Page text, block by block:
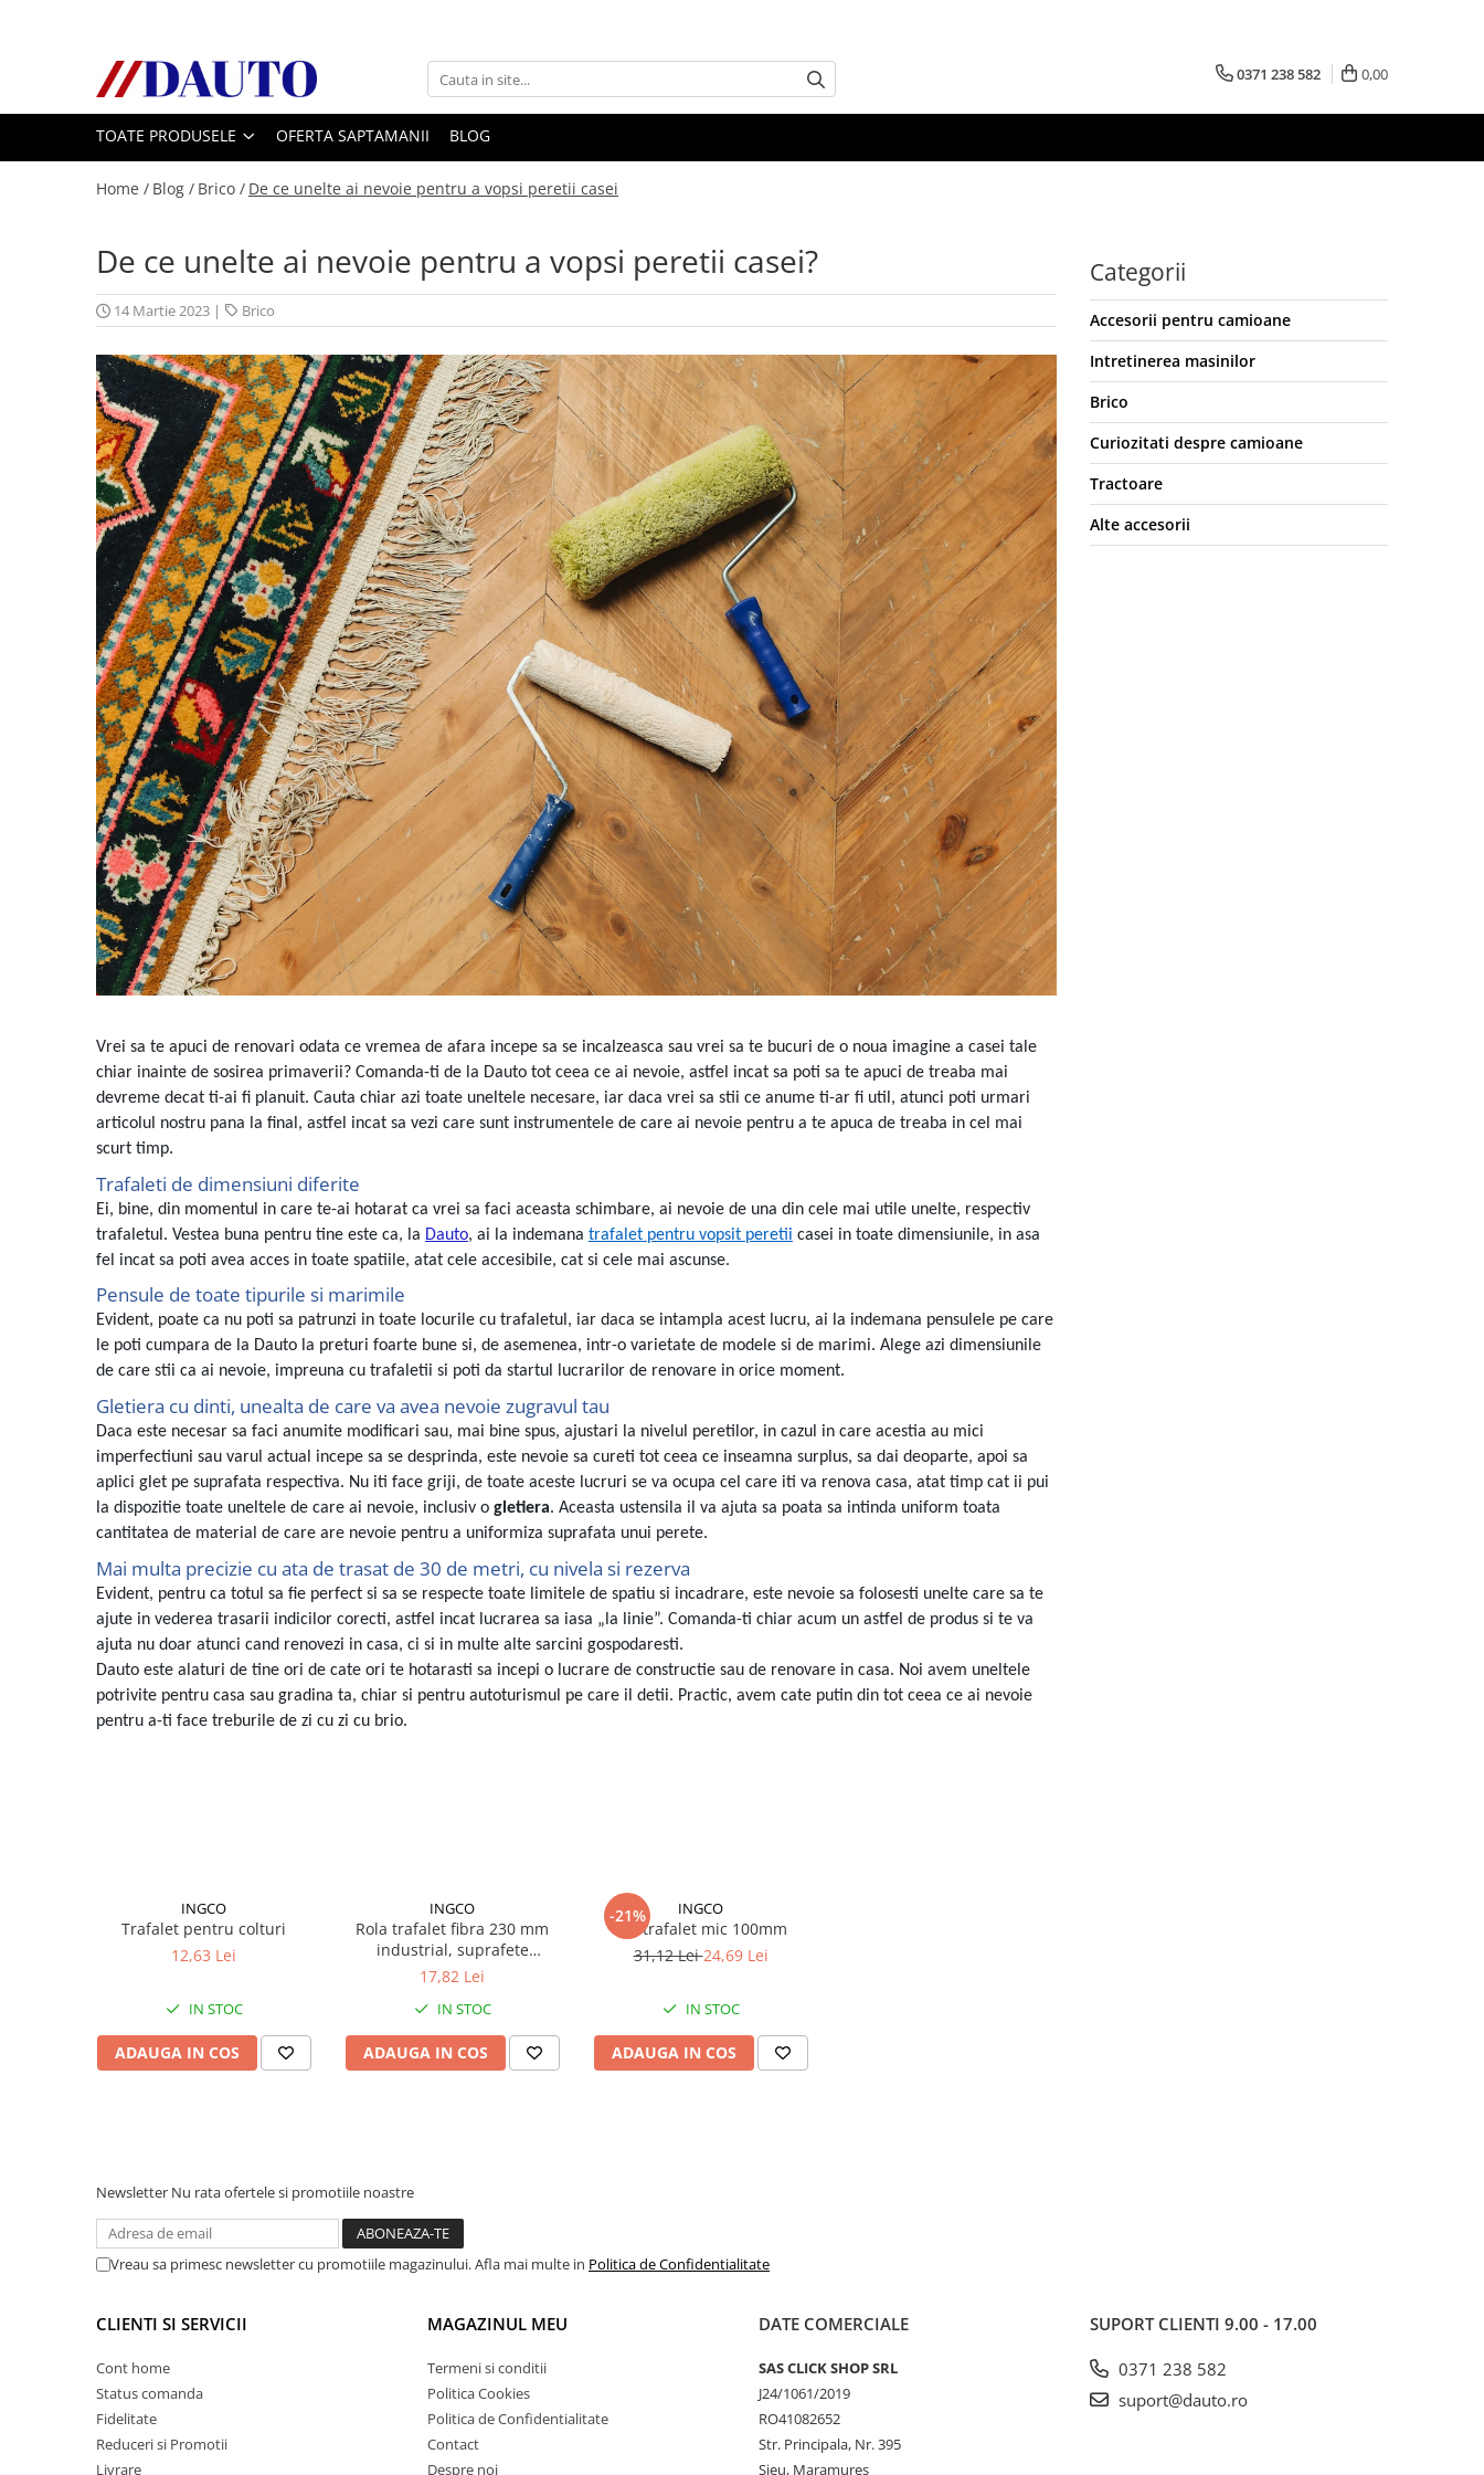
Toate Produsele
Bullbare, Suporti lumini camioane
Accesorii inox
DAF XF Euro 6
Mercedes Actros
Mercedes Actros MP2
Mercedes Actros MP3
Mercedes Actros MP4, MP5
Mercedes Actros MP6
Mercedes Arocs
Scania R S G P Next Generation
Scania RPG
Volvo FH 2 Euro 4
Volvo FH 3 Euro 5
Volvo FH 4 Euro 6
Volvo Model FM
Lumini, Becuri, Proiectoare
Accesorii iluminare LED camioane
Bare LED (LED Bar) off-road, auto
Becuri auto
Becuri Halogen Auto
Becuri Led Auto
Seturi de Becuri Auto
Faruri Camioane, Utilaje &
Lampi de ceata
Lampi Gabarit LED
Lampi gabarit auto si remorci
Lampi gabarit cu brat auto si
Lampi interior, Plafoniere
Lampi LED auto dedicate
Lampi numar Inmatriculare
Seturi Lampi Spate Triple
Lumini de Zi, DRL
Proiectoare de lucru si marsarier
Proiectoare Full LED
fluorescente
Avertizare sonora
Claxoane Auto si Semnale Electrice
Goarne si trompete cu aer
Girofaruri auto si camion
Goarne / Trompete Pneumatice
Kituri Instalare Goarne
Pneumatice
0371 238 582 0,00
TOATE PRODUSELE OFERTA SAPTAMANII BLOG
Home / Blog / Brico / De ce unelte ai nevoie pentru a vopsi peretii casei
De ce unelte ai nevoie pentru a vopsi peretii casei?
14 Martie 2023 | Brico
Vrei sa te apuci de renovari odata ce vremea de afara incepe sa se incalzeasca sau vrei sa te bucuri de o noua imagine a casei tale
chiar inainte de sosirea primaverii? Comanda-ti de la Dauto tot ceea ce ai nevoie, astfel incat sa poti sa te apuci de treaba mai
devreme decat ti-ai fi planuit. Cauta chiar azi toate uneltele necesare, iar daca vrei sa stii ce anume ti-ar fi util, atunci poti urmari
articolul nostru pana la final, astfel incat sa vezi care sunt instrumentele de care ai nevoie pentru a te apuca de treaba in cel mai
scurt timp.
Trafaleti de dimensiuni diferite
Ei, bine, din momentul in care te-ai hotarat ca vrei sa faci aceasta schimbare, ai nevoie de una din cele mai utile unelte, respectiv
trafaletul. Vestea buna pentru tine este ca, la Dauto, ai la indemana trafalet pentru vopsit peretii casei in toate dimensiunile, in asa
fel incat sa poti avea acces in toate spatiile, atat cele accesibile, cat si cele mai ascunse.
Pensule de toate tipurile si marimile
Evident, poate ca nu poti sa patrunzi in toate locurile cu trafaletul, iar daca se intampla acest lucru, ai la indemana pensulele pe care
le poti cumpara de la Dauto la preturi foarte bune si, de asemenea, intr-o varietate de modele si de marimi. Alege azi dimensiunile
de care stii ca ai nevoie, impreuna cu trafaletii si poti da startul lucrarilor de renovare in orice moment.
Gletiera cu dinti, unealta de care va avea nevoie zugravul tau
Daca este necesar sa faci anumite modificari sau, mai bine spus, ajustari la nivelul peretilor, in cazul in care acestia au mici
imperfectiuni sau varul actual incepe sa se desprinda, este nevoie sa cureti tot ceea ce inseamna surplus, sa dai deoparte, apoi sa
aplici glet pe suprafata respectiva. Nu iti face griji, de toate aceste lucruri se va ocupa cel care iti va renova casa, atat timp cat ii pui
la dispozitie toate uneltele de care ai nevoie, inclusiv o gletiera. Aceasta ustensila il va ajuta sa poata sa intinda uniform toata
cantitatea de material de care are nevoie pentru a uniformiza suprafata unui perete.
Mai multa precizie cu ata de trasat de 30 de metri, cu nivela si rezerva
Evident, pentru ca totul sa fie perfect si sa se respecte toate limitele de spatiu si incadrare, este nevoie sa folosesti unelte care sa te
ajute in vederea trasarii indicilor corecti, astfel incat lucrarea sa iasa „la linie”. Comanda-ti chiar acum un astfel de produs si te va
ajuta nu doar atunci cand renovezi in casa, ci si in multe alte sarcini gospodaresti.
Dauto este alaturi de tine ori de cate ori te hotarasti sa incepi o lucrare de constructie sau de renovare in casa. Noi avem uneltele
potrivite pentru casa sau gradina ta, chiar si pentru autoturismul pe care il detii. Practic, avem cate putin din tot ceea ce ai nevoie
pentru a-ti face treburile de zi cu zi cu brio.
Categorii
Accesorii pentru camioane
Intretinerea masinilor
Brico
Curiozitati despre camioane
Tractoare
Alte accesorii
INGCO
Trafalet pentru colturi
12,63 Lei
IN STOC
ADAUGA IN COS
INGCO
Rola trafalet fibra 230 mm
industrial, suprafete
aspre,dure
17,82 Lei
IN STOC
ADAUGA IN COS
-21% INGCO
Set trafalet mic 100mm
31,12 Lei24,69 Lei
IN STOC
ADAUGA IN COS
Newsletter Nu rata ofertele si promotiile noastre
Vreau sa primesc newsletter cu promotiile magazinului. Afla mai multe in Politica de Confidentialitate
CLIENTI SI SERVICII
Cont home
Status comanda
Fidelitate
Reduceri si Promotii
Livrare
MAGAZINUL MEU
Termeni si conditii
Politica Cookies
Politica de Confidentialitate
Contact
Despre noi
DATE COMERCIALE
SAS CLICK SHOP SRL
J24/1061/2019
RO41082652
Str. Principala, Nr. 395
Sieu, Maramures
SUPORT CLIENTI 9.00 - 17.00
0371 238 582
suport@dauto.ro